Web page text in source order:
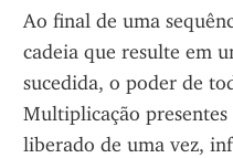
Ao final de uma
cadeia que resulte em
sucedida, o poder de
Multiplicação
liberado de uma vez,